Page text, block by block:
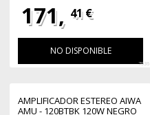
171, 41 €
NO DISPONIBLE
7936
AMPLIFICADOR ESTEREO AIWA
AMU - 120BTBK 120W NEGRO